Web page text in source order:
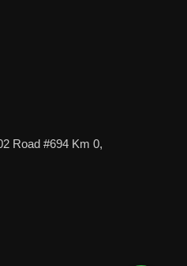
Road #694 Km 0,